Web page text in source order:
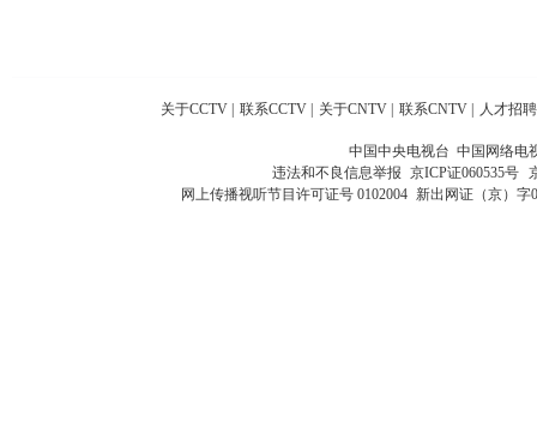
关于CCTV 联系CCTV 关于CNTV 联系CNTV 人才招聘
中国中央电视台 中国网络电
违法和不良信息举报 京ICP证060535号
网上传播视听节目许可证号 0102004 新出网证（京）